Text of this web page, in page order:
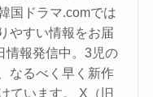
国ドラマ.comでは
やすい情報をお届
情報発信中。3児の
なるべく早く新作
ています。 X（旧